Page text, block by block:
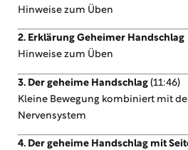
Hinweise zum Üben
2. Erklärung Geheimer Handschlag
Hinweise zum Üben
3. Der geheime Handschlag (11:46)
Kleine Bewegung kombiniert mit
Nervensystem
4. Der geheime Handschlag mit